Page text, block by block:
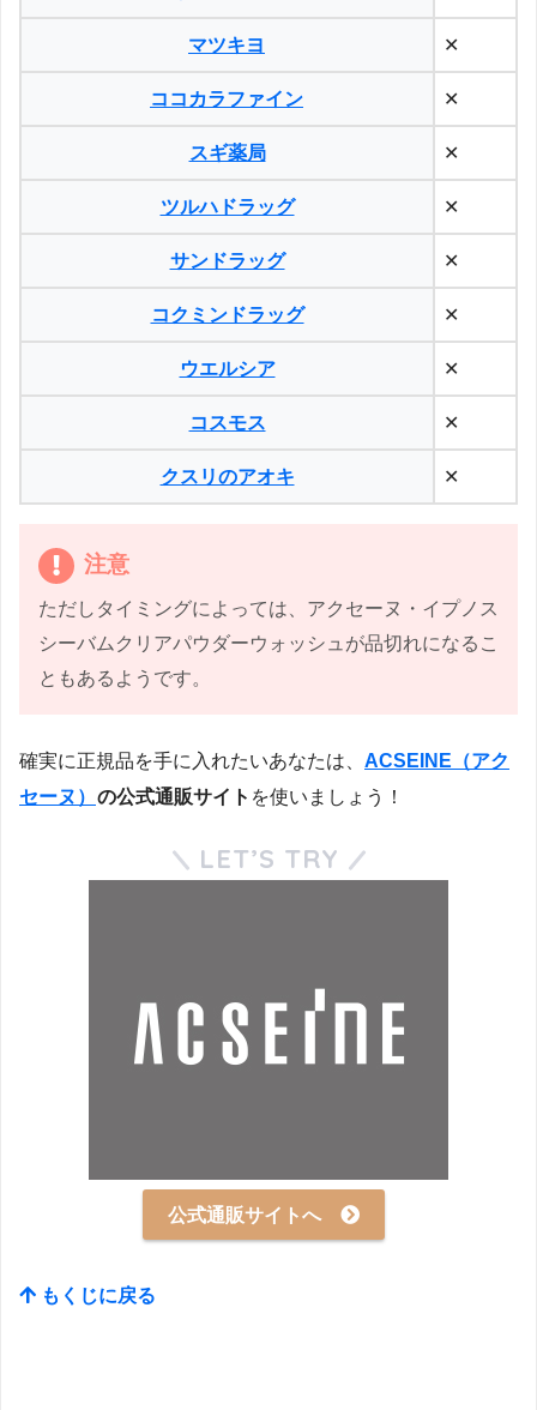
マツキヨ ✕
ココカラファイン ✕
スギ薬局 ✕
ツルハドラッグ ✕
サンドラッグ ✕
コクミンドラッグ ✕
ウエルシア ✕
コスモス ✕
クスリのアオキ ✕
注意
ただしタイミングによっては、アクセーヌ・イプノス
シーバムクリアパウダーウォッシュが品切れになるこ
ともあるようです。
確実に正規品を手に入れたいあなたは、 ACSEINE（アク
セーヌ） の公式通販サイト を使いましょう！
LET’S TRY
公式通販サイトへ
もくじに戻る